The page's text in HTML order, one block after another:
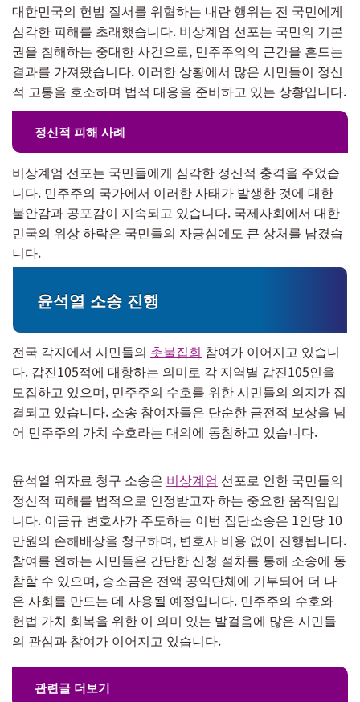
대한민국의 헌법 질서를 위협하는 내란 행위는 전 국민에게
심각한 피해를 초래했습니다. 비상계엄 선포는 국민의 기본
권을 침해하는 중대한 사건으로, 민주주의의 근간을 흔드는
결과를 가져왔습니다. 이러한 상황에서 많은 시민들이 정신
적 고통을 호소하며 법적 대응을 준비하고 있는 상황입니다.
정신적 피해 사례
비상계엄 선포는 국민들에게 심각한 정신적 충격을 주었습
니다. 민주주의 국가에서 이러한 사태가 발생한 것에 대한
불안감과 공포감이 지속되고 있습니다. 국제사회에서 대한
민국의 위상 하락은 국민들의 자긍심에도 큰 상처를 남겼습
니다.
윤석열 소송 진행
전국 각지에서 시민들의 촛불집회 참여가 이어지고 있습니
다. 갑진105적에 대항하는 의미로 각 지역별 갑진105인을
모집하고 있으며, 민주주의 수호를 위한 시민들의 의지가 집
결되고 있습니다. 소송 참여자들은 단순한 금전적 보상을 넘
어 민주주의 가치 수호라는 대의에 동참하고 있습니다.
윤석열 위자료 청구 소송은 비상계엄 선포로 인한 국민들의
정신적 피해를 법적으로 인정받고자 하는 중요한 움직임입
니다. 이금규 변호사가 주도하는 이번 집단소송은 1인당 10
만원의 손해배상을 청구하며, 변호사 비용 없이 진행됩니다.
참여를 원하는 시민들은 간단한 신청 절차를 통해 소송에 동
참할 수 있으며, 승소금은 전액 공익단체에 기부되어 더 나
은 사회를 만드는 데 사용될 예정입니다. 민주주의 수호와
헌법 가치 회복을 위한 이 의미 있는 발걸음에 많은 시민들
의 관심과 참여가 이어지고 있습니다.
관련글 더보기